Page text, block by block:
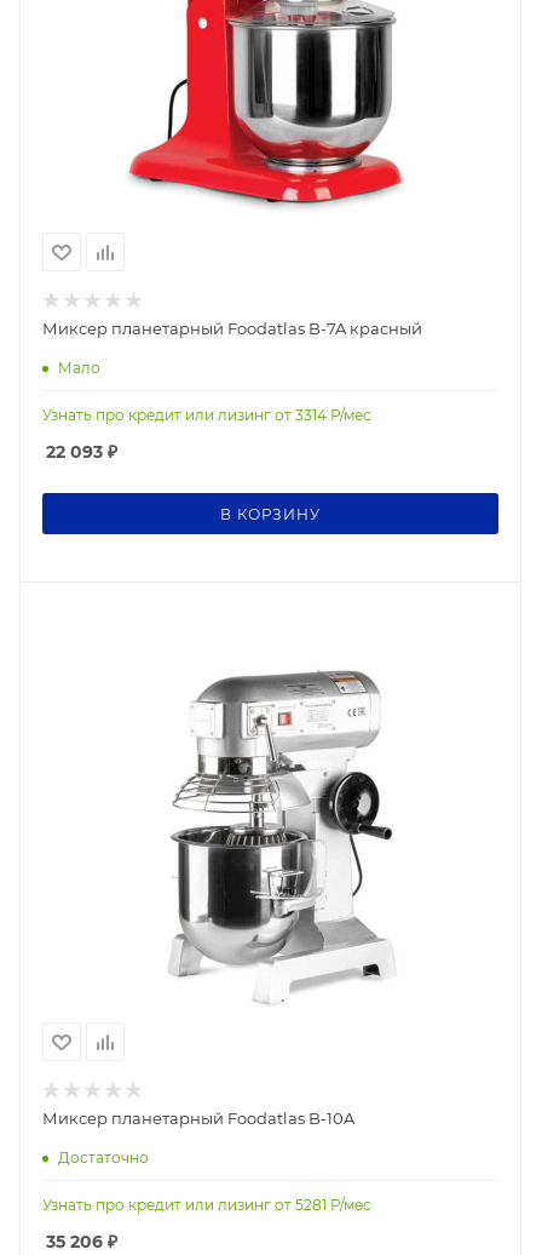
Миксер планетарный Foodatlas B-7A красный
Мало
Узнать про кредит или лизинг от 3314 Р/мес
22 093 ₽
В КОРЗИНУ
Миксер планетарный Foodatlas B-10A
Достаточно
Узнать про кредит или лизинг от 5281 Р/мес
35 206 ₽